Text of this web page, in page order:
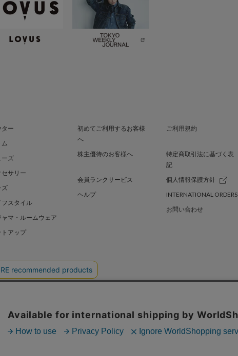
ター
ム
ーズ
セサリー
ズ
フスタイル
ャマ・ルームウェア
トアップ
初めてご利用するお客様
へ
ご利用規約
株主優待のお客様へ
特定商取引法に基づく表
記
会員ランクサービス
個人情報保護方針
ヘルプ
INTERNATIONAL ORDERS
お問い合わせ
SHEL’TTER GREEN 採用情報
ALL RIGHTS RESERVED.